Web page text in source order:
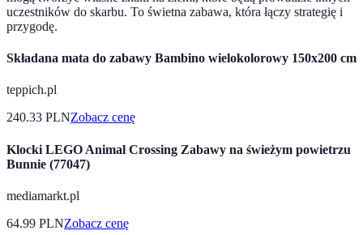
uczestników do skarbu. To świetna zabawa, która łączy strategię i
przygodę.
Składana mata do zabawy Bambino wielokolorowy 150x200 cm
teppich.pl
240.33 PLNZobacz cenę
Klocki LEGO Animal Crossing Zabawy na świeżym powietrzu
Bunnie (77047)
mediamarkt.pl
64.99 PLNZobacz cenę